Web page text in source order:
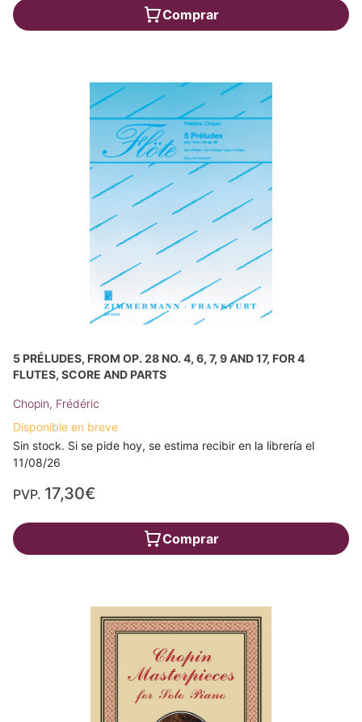
Comprar
5 PRÉLUDES, FROM OP. 28 NO. 4, 6, 7, 9 AND 17, FOR 4
FLUTES, SCORE AND PARTS
Chopin, Frédéric
Disponible en breve
Sin stock. Si se pide hoy, se estima recibir en la librería el
11/08/26
PVP. 17,30€
Comprar